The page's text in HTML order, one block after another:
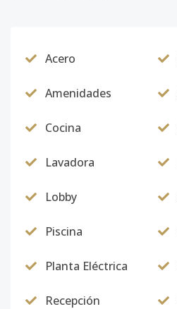
Acero
Amenidades
Cocina
Lavadora
Lobby
Piscina
Planta Eléctrica
Recepción